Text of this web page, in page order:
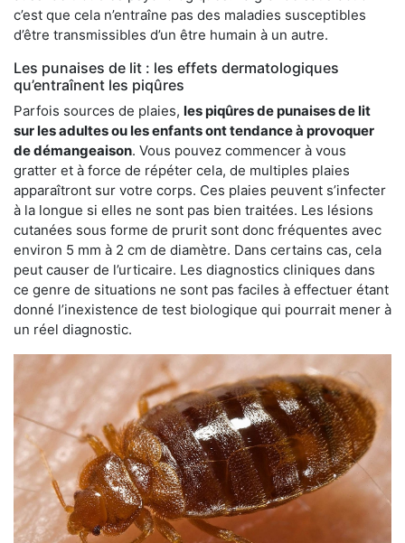
c’est que cela n’entraîne pas des maladies susceptibles
d’être transmissibles d’un être humain à un autre.
Les punaises de lit : les effets dermatologiques
qu’entraînent les piqûres
Parfois sources de plaies, les piqûres de punaises de lit
sur les adultes ou les enfants ont tendance à provoquer
de démangeaison. Vous pouvez commencer à vous
gratter et à force de répéter cela, de multiples plaies
apparaîtront sur votre corps. Ces plaies peuvent s’infecter
à la longue si elles ne sont pas bien traitées. Les lésions
cutanées sous forme de prurit sont donc fréquentes avec
environ 5 mm à 2 cm de diamètre. Dans certains cas, cela
peut causer de l’urticaire. Les diagnostics cliniques dans
ce genre de situations ne sont pas faciles à effectuer étant
donné l’inexistence de test biologique qui pourrait mener à
un réel diagnostic.